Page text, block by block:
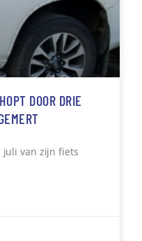
DOOR DRIE
juli van zijn fiets